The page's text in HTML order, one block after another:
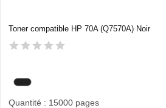
Toner compatible HP 70A (Q7570A) Noir
Quantité : 15000 pages